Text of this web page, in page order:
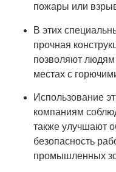
пожары или
В этих
прочная
позволяют людям
местах с
Использование
компаниям
также улучшают
безопасность
промышленных